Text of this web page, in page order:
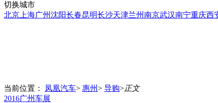
切换城市
北京 上海广州沈阳长春昆明长沙天津兰州南京武汉南宁重庆西
当前位置： 凤凰汽车> 惠州> 导购>正文
2016广州车展